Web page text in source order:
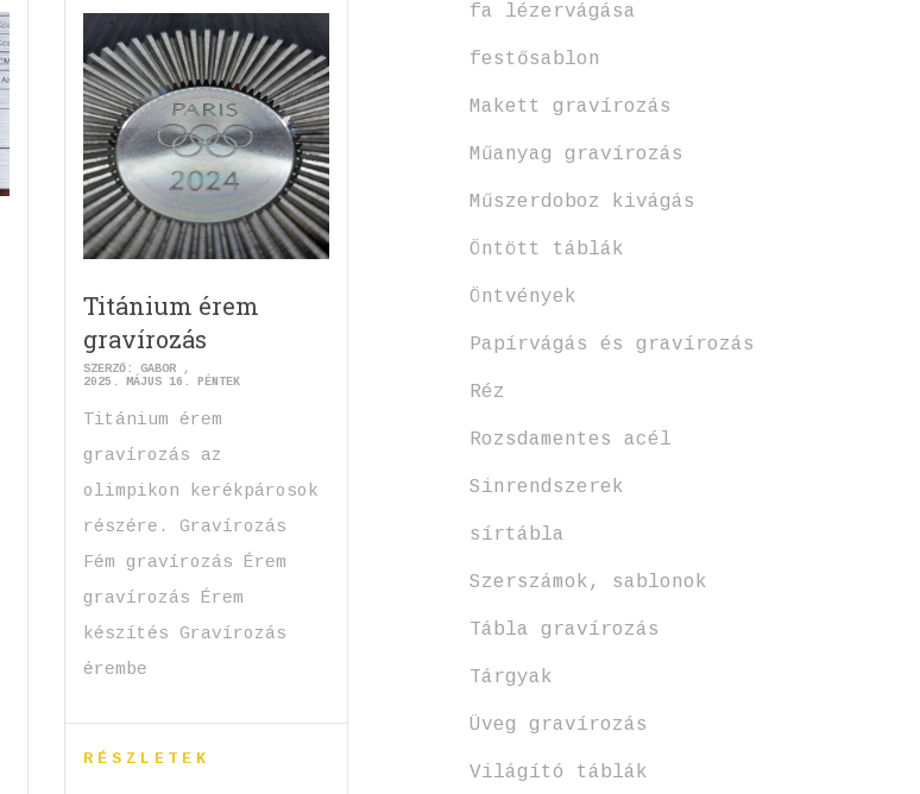
Titánium érem
gravírozás
SZERZŐ: GABOR
2025. MÁJUS 16. PÉNTEK
Titánium érem
gravírozás az
olimpikon kerékpárosok
részére. Gravírozás
Fém gravírozás Érem
gravírozás Érem
készítés Gravírozás
érembe
RÉSZLETEK
fa lézervágása
festősablon
Makett gravírozás
Műanyag gravírozás
Műszerdoboz kivágás
Öntött táblák
Öntvények
Papírvágás és gravírozás
Réz
Rozsdamentes acél
Sinrendszerek
sírtábla
Szerszámok, sablonok
Tábla gravírozás
Tárgyak
Üveg gravírozás
Világító táblák